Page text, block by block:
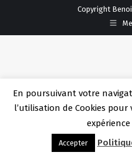
Copyright
En poursuivant votre
l’utilisation de Cookies
Accepter